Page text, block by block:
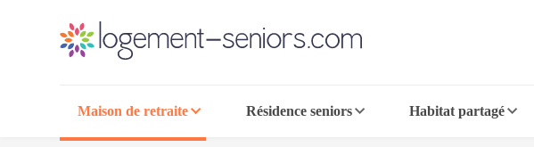
Maison de retraite Résidence seniors Habitat partagé